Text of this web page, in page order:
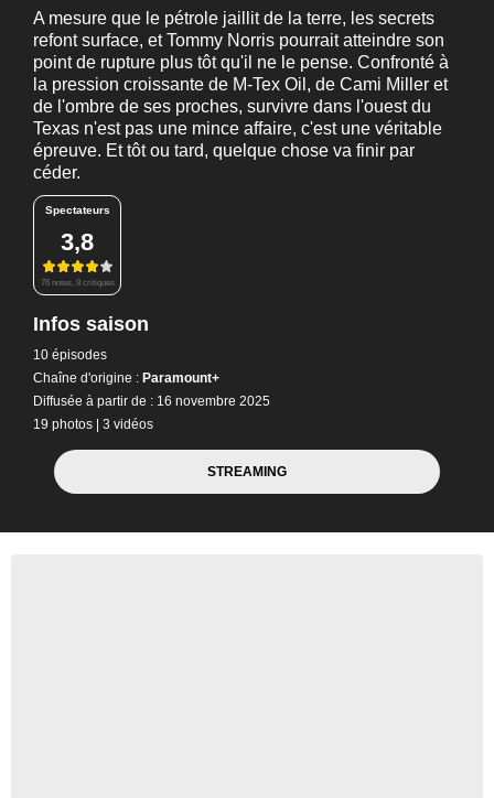
A mesure que le pétrole jaillit de la terre, les secrets
refont surface, et Tommy Norris pourrait atteindre son
point de rupture plus tôt qu'il ne le pense. Confronté à
la pression croissante de M-Tex Oil, de Cami Miller et
de l'ombre de ses proches, survivre dans l'ouest du
Texas n'est pas une mince affaire, c'est une véritable
épreuve. Et tôt ou tard, quelque chose va finir par
céder.
Spectateurs
3,8
76 notes, 8 critiques
Infos saison
10 épisodes
Chaîne d'origine : Paramount+
Diffusée à partir de : 16 novembre 2025
19 photos | 3 vidéos
STREAMING